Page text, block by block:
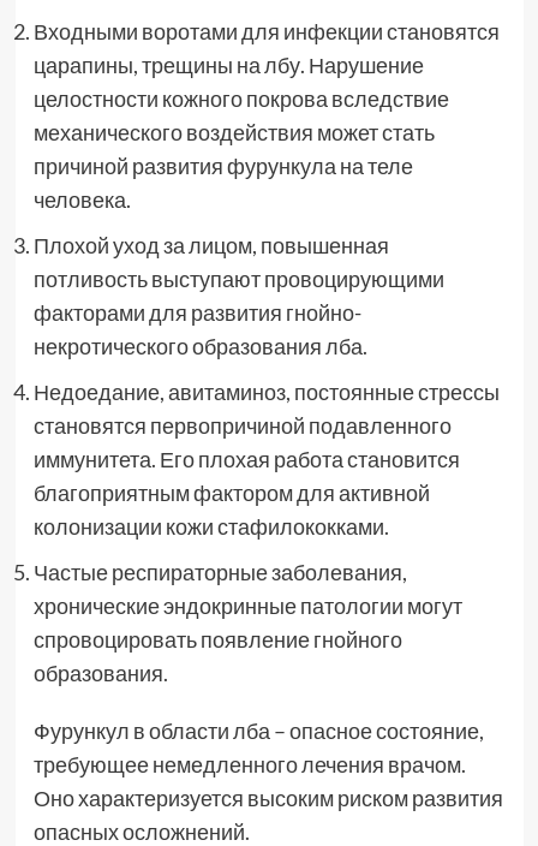
Входными воротами для инфекции становятся
царапины, трещины на лбу. Нарушение
целостности кожного покрова вследствие
механического воздействия может стать
причиной развития фурункула на теле
человека.
Плохой уход за лицом, повышенная
потливость выступают провоцирующими
факторами для развития гнойно-
некротического образования лба.
Недоедание, авитаминоз, постоянные стрессы
становятся первопричиной подавленного
иммунитета. Его плохая работа становится
благоприятным фактором для активной
колонизации кожи стафилококками.
Частые респираторные заболевания,
хронические эндокринные патологии могут
спровоцировать появление гнойного
образования.
Фурункул в области лба – опасное состояние,
требующее немедленного лечения врачом.
Оно характеризуется высоким риском развития
опасных осложнений.